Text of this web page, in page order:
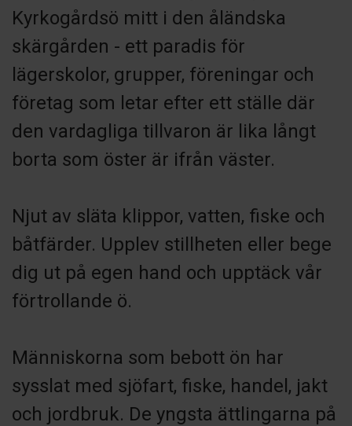
Kyrkogårdsö mitt i den åländska
skärgården - ett paradis för
lägerskolor, grupper, föreningar och
företag som letar efter ett ställe där
den vardagliga tillvaron är lika långt
borta som öster är ifrån väster.
Njut av släta klippor, vatten, fiske och
båtfärder. Upplev stillheten eller bege
dig ut på egen hand och upptäck vår
förtrollande ö.
Människorna som bebott ön har
sysslat med sjöfart, fiske, handel, jakt
och jordbruk. De yngsta ättlingarna på